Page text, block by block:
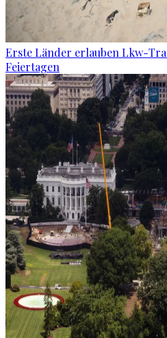
Erste Länder erlauben Lkw-
Feiertagen